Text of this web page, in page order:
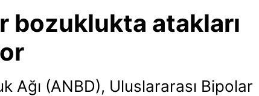
bozuklukta atakları
Ağı (ANBD), Uluslararası Bipolar